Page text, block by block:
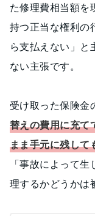
た修理費相当額を
持つ正当な権利の
ら支払えない」と
ない主張です。
受け取った保険金
替えの費用に充て
まま手元に残して
「事故によって
理するかどうかは